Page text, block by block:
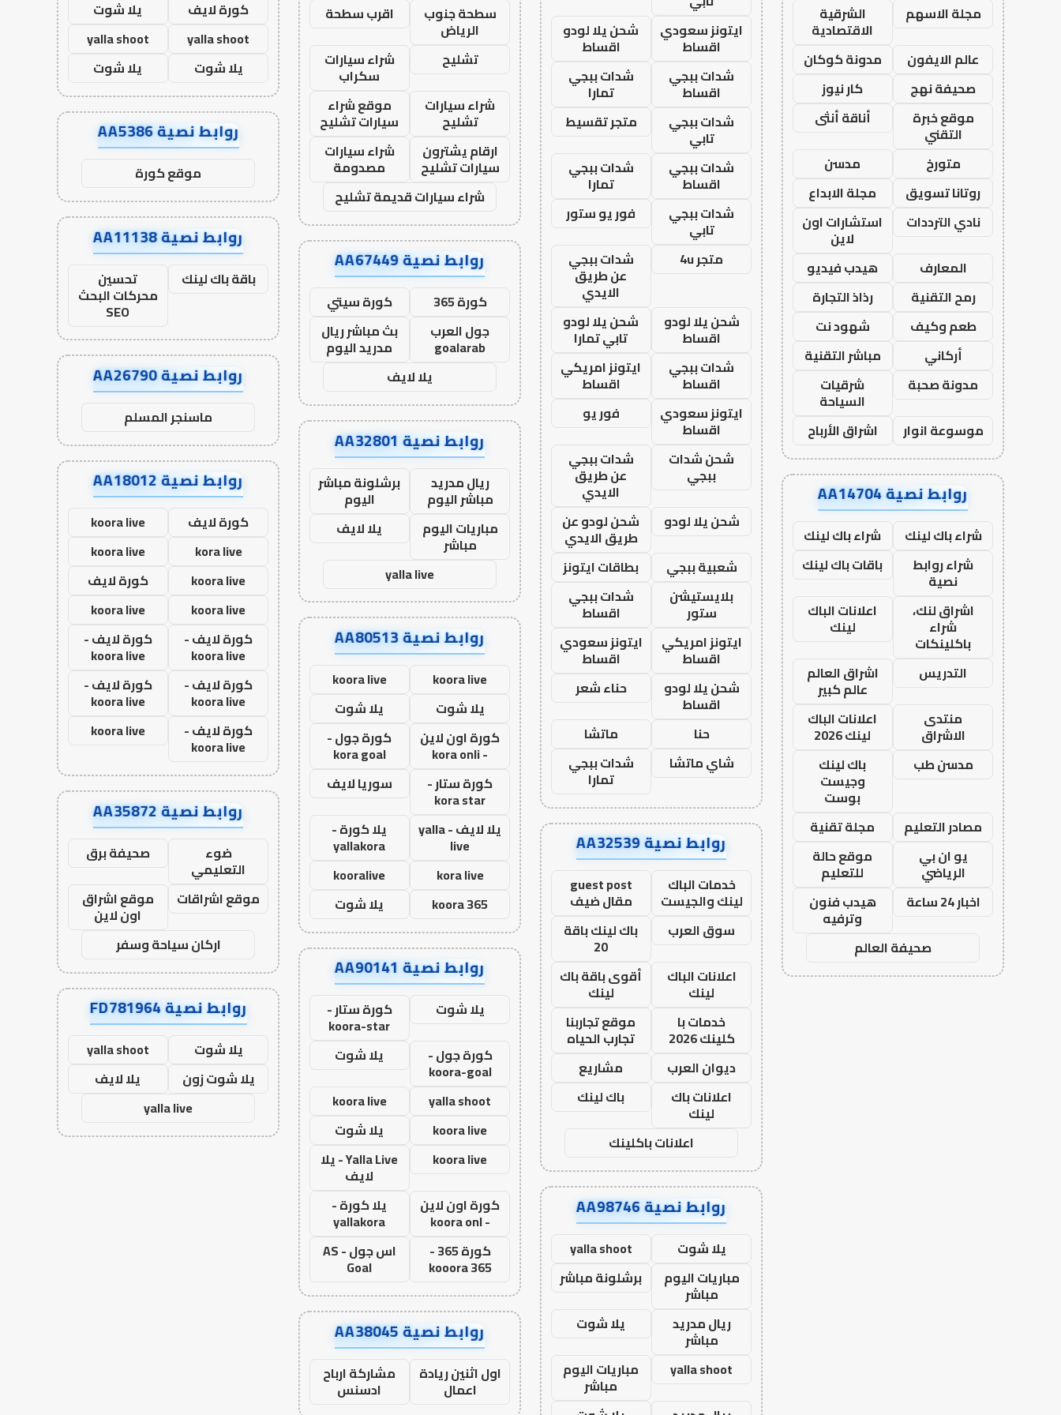
مجلة الاسهم
الشرقية
الاقتصادية
عالم الايفون
مدونة كوكان
صحيفة نهج
كار نيوز
موقع خبرة
التقني
أناقة أنثى
متورخ
مدسن
روتانا تسويق
مجلة الابداع
نادي الترددات
استشارات اون
لاين
المعارف
هيدب فيديو
رمح التقنية
رذاذ التجارة
طعم وكيف
شهود نت
أركاني
مباشر التقنية
مدونة صحبة
شرقيات
السياحة
موسوعة انوار
اشراق الأرباح
روابط نصية AA14704
شراء باك لينك
شراء باك لينك
شراء روابط
نصية
باقات باك لينك
اشراق لنك،
شراء
باكلينكات
اعلانات الباك
لينك
التدريس
اشراق العالم
عالم كبير
منتدى
الاشراق
اعلانات الباك
لينك 2026
مدسن طب
باك لينك
وجيست
بوست
مصادر التعليم
مجلة تقنية
يو ان بي
الرياضي
موقع حالة
للتعليم
اخبار 24 ساعة
هيدب فنون
وترفيه
صحيفة العالم
ايتونز سعودي
اقساط
شحن يلا لودو
اقساط
شدات ببجي
اقساط
شدات ببجي
تمارا
شدات ببجي
تابي
متجر تقسيط
شدات ببجي
اقساط
شدات ببجي
تمارا
شدات ببجي
تابي
فور يو ستور
متجر 4u
شدات ببجي
عن طريق
الايدي
شحن يلا لودو
اقساط
شحن يلا لودو
تابي تمارا
شدات ببجي
اقساط
ايتونز امريكي
اقساط
ايتونز سعودي
اقساط
فور يو
شحن شدات
ببجي
شدات ببجي
عن طريق
الايدي
شحن يلا لودو
شحن لودو عن
طريق الايدي
شعبية ببجي
بطاقات ايتونز
بلايستيشن
ستور
شدات ببجي
اقساط
ايتونز امريكي
اقساط
ايتونز سعودي
اقساط
شحن يلا لودو
اقساط
حناء شعر
حنا
ماتشا
شاي ماتشا
شدات ببجي
تمارا
روابط نصية AA32539
خدمات الباك
لينك والجيست
guest post
مقال ضيف
سوق العرب
باك لينك باقة
20
اعلانات الباك
لينك
أقوى باقة باك
لينك
خدمات با
كلينك 2026
موقع تجاربنا
تجارب الحياه
ديوان العرب
مشاريع
اعلانات باك
لينك
باك لينك
اعلانات باكلينك
روابط نصية AA98746
يلا شوت
yalla shoot
مباريات اليوم
مباشر
برشلونة مباشر
ريال مدريد
مباشر
يلا شوت
yalla shoot
مباريات اليوم
مباشر
سطحة جنوب
الرياض
اقرب سطحة
تشليح
شراء سيارات
سكراب
شراء سيارات
تشليح
موقع شراء
سيارات تشليح
ارقام يشترون
سيارات تشليح
شراء سيارات
مصدومة
شراء سيارات قديمة تشليح
روابط نصية AA67449
كورة 365
كورة سيتي
جول العرب
goalarab
بث مباشر ريال
مدريد اليوم
يلا لايف
روابط نصية AA32801
ريال مدريد
مباشر اليوم
برشلونة مباشر
اليوم
مباريات اليوم
مباشر
يلا لايف
yalla live
روابط نصية AA80513
koora live
koora live
يلا شوت
يلا شوت
كورة اون لاين
- kora onli
كورة جول -
kora goal
كورة ستار -
kora star
سوريا لايف
يلا لايف - yalla
live
يلا كورة -
yallakora
kora live
kooralive
koora 365
يلا شوت
روابط نصية AA90141
يلا شوت كورة ستار -
koora-star
كورة جول -
koora-goal
يلا شوت
yalla shoot
koora live
koora live
يلا شوت
koora live
Yalla Live - يلا
لايف
كورة اون لاين
- koora onl
يلا كورة -
yallakora
كورة 365 -
kooora 365
اس جول - AS
Goal
روابط نصية AA38045
اول اثنين ريادة
اعمال
مشاركة ارباح
ادسنس
كورة لايف
يلا شوت
yalla shoot
yalla shoot
يلا شوت
يلا شوت
روابط نصية AA5386
موقع كورة
روابط نصية AA11138
باقة باك لينك تحسين
محركات البحث
SEO
روابط نصية AA26790
ماسنجر المسلم
روابط نصية AA18012
كورة لايف
koora live
kora live
koora live
koora live
كورة لايف
koora live
koora live
كورة لايف -
koora live
كورة لايف -
koora live
كورة لايف -
koora live
كورة لايف -
koora live
كورة لايف -
koora live
koora live
روابط نصية AA35872
ضوء
التعليمي
صحيفة برق
موقع اشراقات
موقع اشراق
اون لاين
اركان سياحة وسفر
روابط نصية FD781964
يلا شوت
yalla shoot
يلا شوت زون
يلا لايف
yalla live